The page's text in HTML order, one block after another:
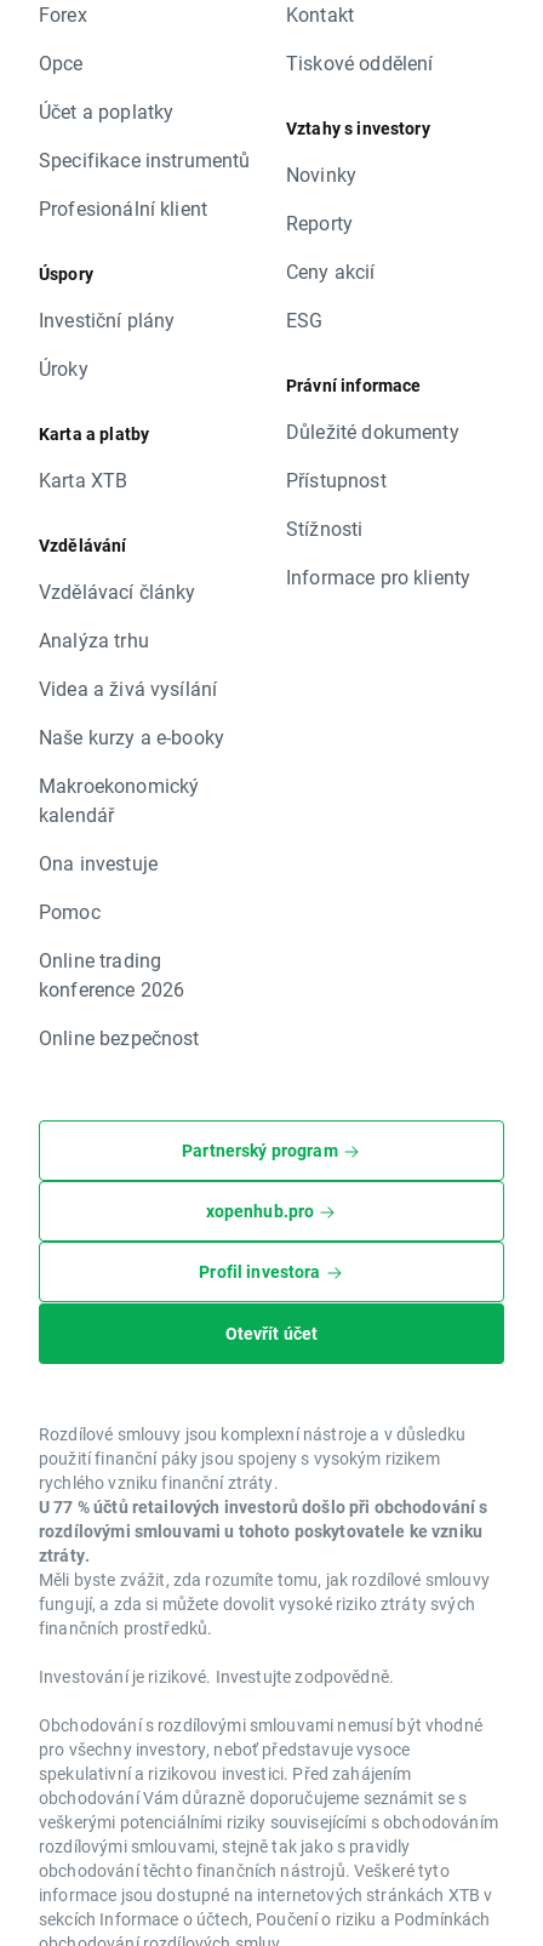
Forex
Opce
Účet a poplatky
Specifikace instrumentů
Profesionální klient
Úspory
Investiční plány
Úroky
Karta a platby
Karta XTB
Vzdělávání
Vzdělávací články
Analýza trhu
Videa a živá vysílání
Naše kurzy a e-booky
Makroekonomický
kalendář
Ona investuje
Pomoc
Online trading
konference 2026
Online bezpečnost
Kontakt
Tiskové oddělení
Vztahy s investory
Novinky
Reporty
Ceny akcií
ESG
Právní informace
Důležité dokumenty
Přístupnost
Stížnosti
Informace pro klienty
Partnerský program
xopenhub.pro
Profil investora
Otevřít účet
Rozdílové smlouvy jsou komplexní nástroje a v důsledku
použití finanční páky jsou spojeny s vysokým rizikem
rychlého vzniku finanční ztráty.
U 77 % účtů retailových investorů došlo při obchodování s
rozdílovými smlouvami u tohoto poskytovatele ke vzniku
ztráty.
Měli byste zvážit, zda rozumíte tomu, jak rozdílové smlouvy
fungují, a zda si můžete dovolit vysoké riziko ztráty svých
finančních prostředků.
Investování je rizikové. Investujte zodpovědně.
Obchodování s rozdílovými smlouvami nemusí být vhodné
pro všechny investory, neboť představuje vysoce
spekulativní a rizikovou investici. Před zahájením
obchodování Vám důrazně doporučujeme seznámit se s
veškerými potenciálními riziky souvisejícími s obchodováním
rozdílovými smlouvami, stejně tak jako s pravidly
obchodování těchto finančních nástrojů. Veškeré tyto
informace jsou dostupné na internetových stránkách XTB v
sekcích Informace o účtech, Poučení o riziku a Podmínkách